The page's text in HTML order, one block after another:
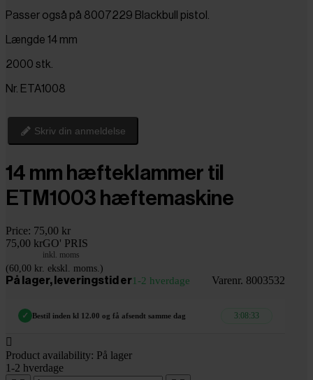
Passer også på 8007229 Blackbull pistol.
Længde 14 mm
2000 stk.
Nr. ETA1008
Skriv din anmeldelse
14 mm hæfteklammer til
ETM1003 hæftemaskine
Price: 75,00 kr
75,00 krGO' PRIS
inkl. moms
(60,00 kr. ekskl. moms.)
På lager, leveringstid er1-2 hverdage Varenr. 8003532
✓ Bestil inden kl 12.00 og få afsendt samme dag 3:08:32

Product availability: På lager
1-2 hverdage